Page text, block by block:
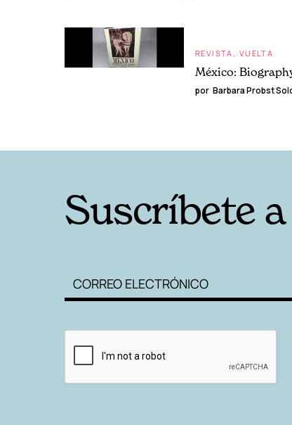
REVISTA VUELTA
México:
por Barbara Probst
Suscríbete